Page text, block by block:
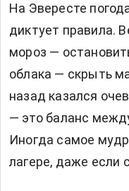
На Эвересте
диктует правила.
мороз —
облака — скрыть
назад казался
— это баланс
Иногда самое
лагере, даже если